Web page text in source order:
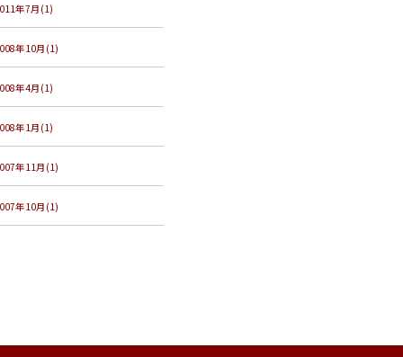
年7月(1)
年10月(1)
年4月(1)
年1月(1)
年11月(1)
年10月(1)